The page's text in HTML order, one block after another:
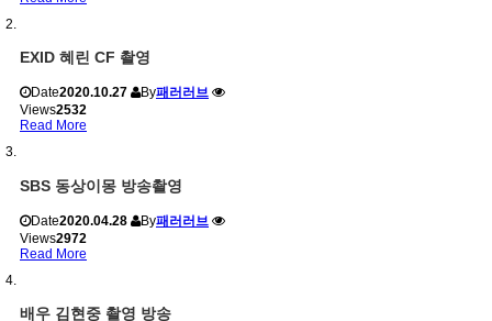
EXID 혜린 CF 촬영
Date2020.10.27 By패러러브
Views2532
Read More
SBS 동상이몽 방송촬영
Date2020.04.28 By패러러브
Views2972
Read More
배우 김현중 촬영 방송